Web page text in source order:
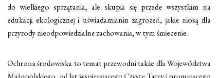
do wielkiego sprzątania, ale skupia się przede wszystkim na
edukacji ekologicznej i uświadamianiu zagrożeń, jakie niosą dla
przyrody nieodpowiedzialne zachowania, w tym śmiecenie.
Ochrona środowiska to temat przewodni także dla Województwa